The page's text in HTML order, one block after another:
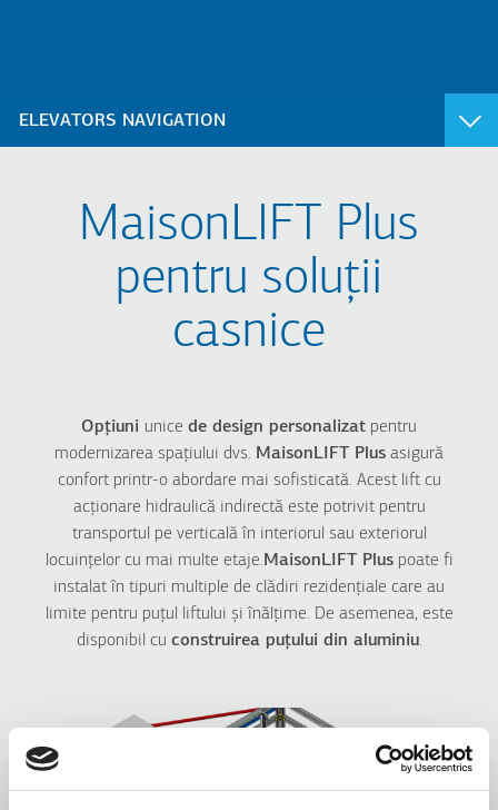
ELEVATORS NAVIGATION
City 100
FlexyLIFT R
City 400
Atlas Basic
Atlas RPH R
Atlas Premium
INDUSTRIALE
Freight Hydraulic
Atlas Super Gigas
Atlas Gigas R
Compact
HOTELURI
HRS for Hotels
Atlas Premium
Atlas Gigas R
Dumbwaiter
Maison200 H
Maison100 H
Atlas Gigas R
MaisonLIFT Plus
pentru soluții
casnice
Opțiuni unice de design personalizat pentru
modernizarea spațiului dvs. MaisonLIFT Plus asigură
confort printr-o abordare mai sofisticată. Acest lift cu
acționare hidraulică indirectă este potrivit pentru
transportul pe verticală în interiorul sau exteriorul
locuințelor cu mai multe etaje. MaisonLIFT Pluspoate fi
instalat în tipuri multiple de clădiri rezidențiale care au
limite pentru puțul liftului și înălțime. De asemenea, este
disponibil cu construirea puțului din aluminiu.